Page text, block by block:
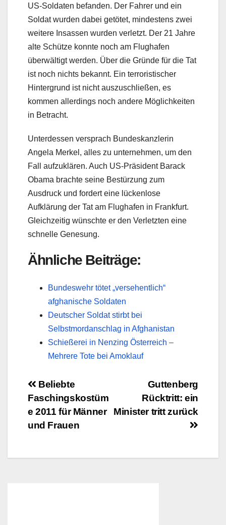
US-Soldaten befanden. Der Fahrer und ein
Soldat wurden dabei getötet, mindestens zwei
weitere Insassen wurden verletzt. Der 21 Jahre
alte Schütze konnte noch am Flughafen
überwältigt werden. Über die Gründe für die Tat
ist noch nichts bekannt. Ein terroristischer
Hintergrund ist nicht auszuschließen, es
kommen allerdings noch andere Möglichkeiten
in Betracht.
Unterdessen versprach Bundeskanzlerin
Angela Merkel, alles zu unternehmen, um den
Fall aufzuklären. Auch US-Präsident Barack
Obama brachte seine Bestürzung zum
Ausdruck und fordert eine lückenlose
Aufklärung der Tat am Flughafen in Frankfurt.
Gleichzeitig wünschte er den Verletzten eine
schnelle Genesung.
Ähnliche Beiträge:
Bundeswehr tötet „versehentlich“
afghanische Soldaten
Deutscher Soldat stirbt bei
Selbstmordanschlag in Afghanistan
Schießerei in Nenzing Österreich –
Mehrere Tote bei Amoklauf
BeitragsnavigationGuttenberg
Rücktritt: ein
Minister tritt zurück
Beliebte
Faschingskostüm
e 2011 für Männer
und Frauen